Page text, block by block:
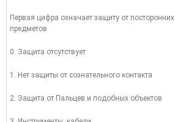
Первая цифра означает защиту от посторонних
предметов
0. Защита отсутствует
1. Нет защиты от сознательного контакта
2. Защита от Пальцев и подобных объектов